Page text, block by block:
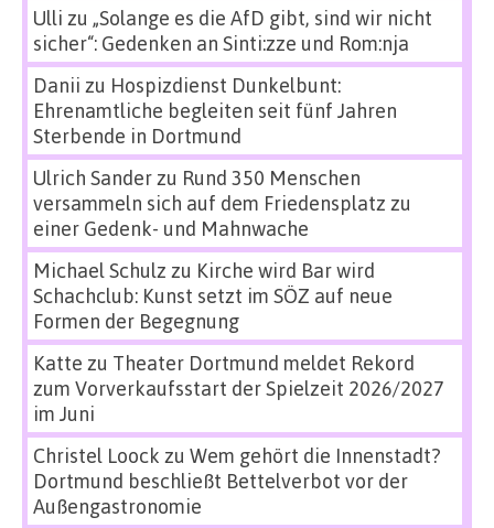
Ulli zu „Solange es die AfD gibt, sind wir nicht
sicher“: Gedenken an Sinti:zze und Rom:nja
Danii zu Hospizdienst Dunkelbunt:
Ehrenamtliche begleiten seit fünf Jahren
Sterbende in Dortmund
Ulrich Sanderzu Rund 350 Menschen
versammeln sich auf dem Friedensplatz zu
einer Gedenk- und Mahnwache
Michael Schulz zu Kirche wird Bar wird
Schachclub: Kunst setzt im SÖZ auf neue
Formen der Begegnung
Katte zu Theater Dortmund meldet Rekord
zum Vorverkaufsstart der Spielzeit 2026/2027
im Juni
Christel Loock zu Wem gehört die Innenstadt?
Dortmund beschließt Bettelverbot vor der
Außengastronomie